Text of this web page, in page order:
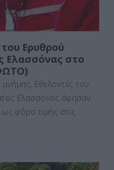
Ερυθρού
Ελασσόνας στο
Εθελοντές του
Ελασσόνας άφησαν
φόρο τιμής στις …